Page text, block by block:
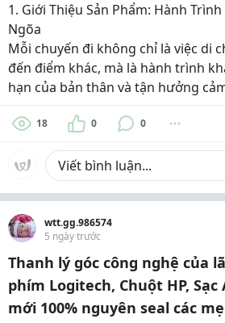
1. Giới Thiệu Sản Phẩm: Hành
Ngõa
Mỗi chuyến đi không chỉ là việc di
đến điểm khác, mà là hành trình
hạn của bản thân và tận hưởng
18 0 0
wtt.gg.986574
5 ngày trước
Thanh lý góc công nghệ của
phím Logitech, Chuột HP, Sạc
mới 100% nguyên seal các